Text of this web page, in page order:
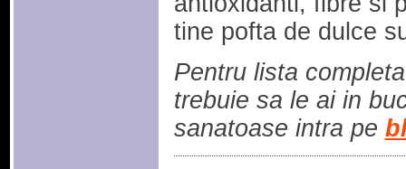
tine pofta de dulce
Pentru lista
trebuie sa le ai in
sanatoase intra pe